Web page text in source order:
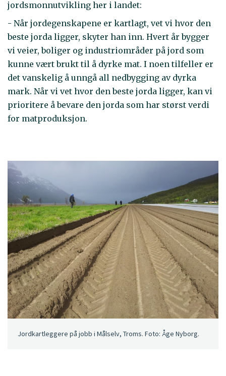
jordsmonnutvikling her i landet:
- Når jordegenskapene er kartlagt, vet vi hvor den
beste jorda ligger, skyter han inn. Hvert år bygger
vi veier, boliger og industriområder på jord som
kunne vært brukt til å dyrke mat. I noen tilfeller er
det vanskelig å unngå all nedbygging av dyrka
mark. Når vi vet hvor den beste jorda ligger, kan vi
prioritere å bevare den jorda som har størst verdi
for matproduksjon.
Jordkartleggere på jobb i Målselv, Troms. Foto: Åge Nyborg.